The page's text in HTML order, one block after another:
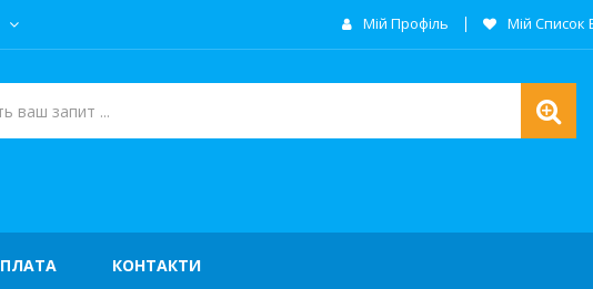
Мій Профіль Мій Список
КОНТАКТИ